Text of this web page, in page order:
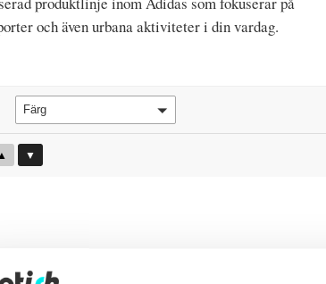
och även urbana aktiviteter i din vardag.
Färg
▲ ▼